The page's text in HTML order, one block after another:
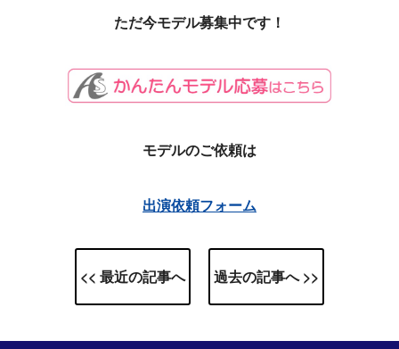
ただ今モデル募集中です！
モデルのご依頼は
出演依頼フォーム
<< 最近の記事へ 過去の記事へ >>